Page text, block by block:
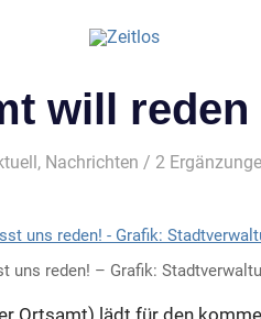
will reden
, Nachrichten / 2
uns reden! – Grafik:
Ortsamt) lädt für den